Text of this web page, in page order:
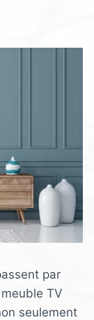
par
TV
seulement